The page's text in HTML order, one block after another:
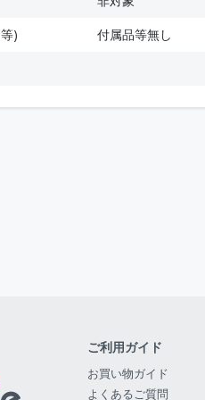
)
付属品等無し
ご利用ガイド
お買い物ガイド
よくあるご質問